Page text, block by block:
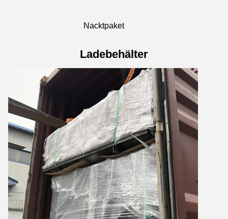
Nacktpaket
Ladebehälter